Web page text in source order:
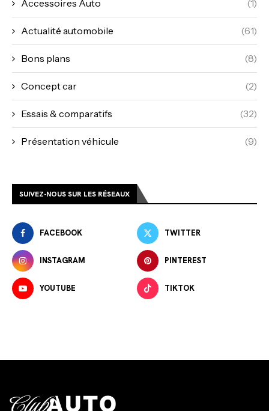
Accessoires Auto (1)
Actualité automobile (61)
Bons plans (8)
Concept car (2)
Essais & comparatifs (32)
Présentation véhicule (9)
SUIVEZ-NOUS SUR LES RÉSEAUX
FACEBOOK TWITTER
INSTAGRAM PINTEREST
YOUTUBE TIKTOK